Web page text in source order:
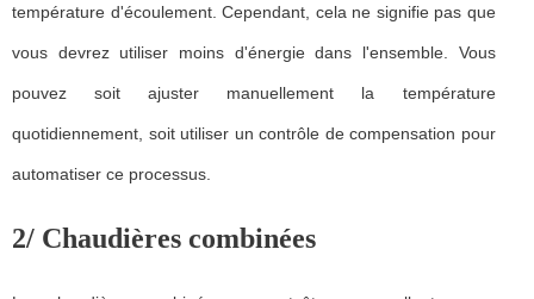
température d'écoulement. Cependant, cela ne signifie pas que
vous devrez utiliser moins d'énergie dans l'ensemble. Vous
pouvez soit ajuster manuellement la température
quotidiennement, soit utiliser un contrôle de compensation pour
automatiser ce processus.
2/ Chaudières combinées